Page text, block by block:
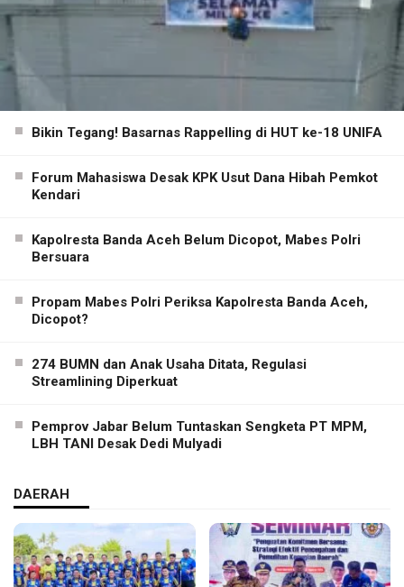
Bikin Tegang! Basarnas Rappelling di HUT ke-18 UNIFA
Forum Mahasiswa Desak KPK Usut Dana Hibah Pemkot
Kendari
Kapolresta Banda Aceh Belum Dicopot, Mabes Polri
Bersuara
Propam Mabes Polri Periksa Kapolresta Banda Aceh,
Dicopot?
274 BUMN dan Anak Usaha Ditata, Regulasi
Streamlining Diperkuat
Pemprov Jabar Belum Tuntaskan Sengketa PT MPM,
LBH TANI Desak Dedi Mulyadi
DAERAH